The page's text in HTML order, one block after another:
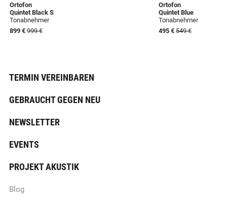
Ortofon
Quintet Black S
Tonabnehmer
899 € 999 €
Ortofon
Quintet Blue
Tonabnehmer
495 € 549 €
TERMIN VEREINBAREN
GEBRAUCHT GEGEN NEU
NEWSLETTER
EVENTS
PROJEKT AKUSTIK
Blog